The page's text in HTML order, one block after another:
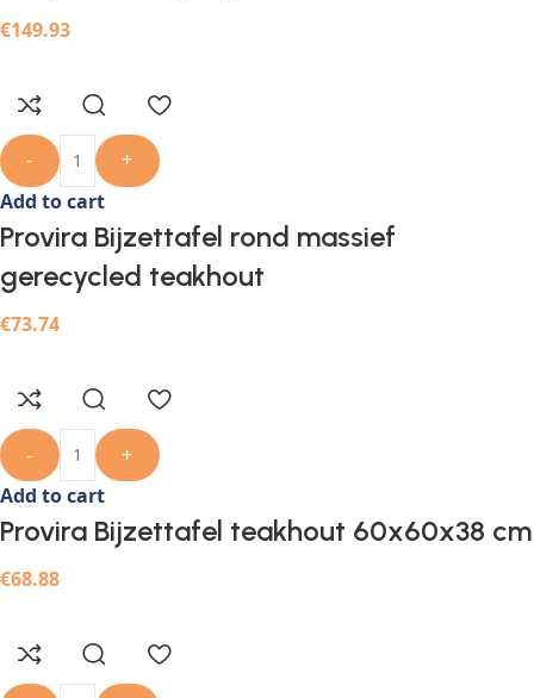
€149.93
-
+
Add to cart
Provira Bijzettafel rond massief
gerecycled teakhout
€73.74
-
+
Add to cart
Provira Bijzettafel teakhout 60x60x38 cm
€68.88